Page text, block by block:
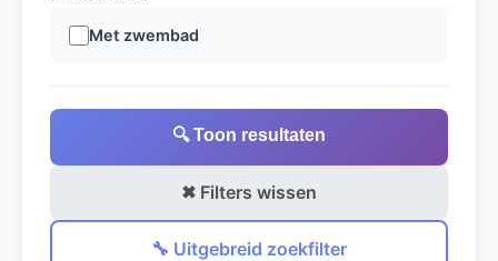
Met zwembad
🔍 Toon resultaten
✖ Filters wissen
🔧 Uitgebreid zoekfilter